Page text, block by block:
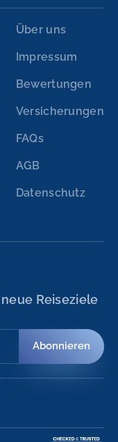
Über uns
Impressum
Bewertungen
Versicherungen
FAQs
AGB
Datenschutz
Reiseziele
Abonnieren